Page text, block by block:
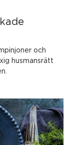
och
husmansrätt